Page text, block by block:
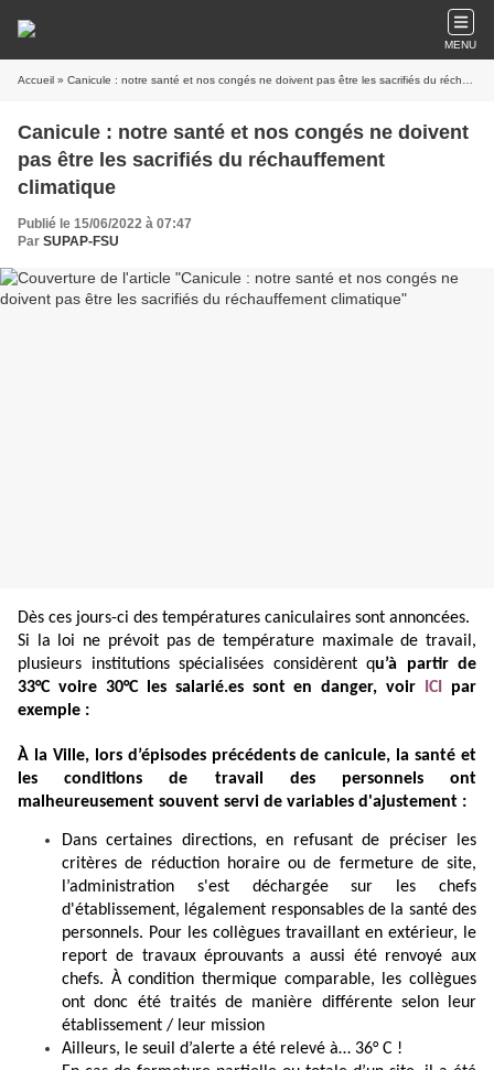
MENU
Accueil » Canicule : notre santé et nos congés ne doivent pas être les sacrifiés du réchauffement climatique
Canicule : notre santé et nos congés ne doivent
pas être les sacrifiés du réchauffement
climatique
Publié le 15/06/2022 à 07:47
Par SUPAP-FSU
Dès ces jours-ci des températures caniculaires sont annoncées.
Si la loi ne prévoit pas de température maximale de travail,
plusieurs institutions spécialisées considèrent qu’à partir de
33°C voire 30°C les salarié.es sont en danger, voir
ICI
par
exemple :
À la Ville, lors d’épisodes précédents de canicule, la santé et
les conditions de travail des personnels ont
malheureusement souvent servi de variables d'ajustement :
Dans certaines directions, en refusant de préciser les
critères de réduction horaire ou de fermeture de site,
l’administration s'est déchargée sur les chefs
d'établissement, légalement responsables de la santé des
personnels. Pour les collègues travaillant en extérieur, le
report de travaux éprouvants a aussi été renvoyé aux
chefs. À condition thermique comparable, les collègues
ont donc été traités de manière différente selon leur
établissement / leur mission
Ailleurs, le seuil d’alerte a été relevé à… 36° C !